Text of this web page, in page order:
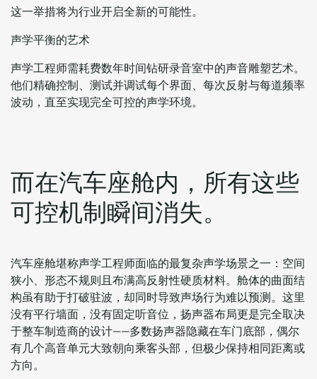
这一举措将为行业开启全新的可能性。
声学平衡的艺术
声学工程师需耗费数年时间钻研录音室中的声音雕塑艺术。
他们精确控制、测试并调试每个界面、每次反射与每道频率
波动，直至实现完全可控的声学环境。
而在汽车座舱内 ， 所有这些
可控机制瞬间消失。
汽车座舱堪称声学工程师面临的最复杂声学场景之一：空间
狭小、形态不规则且布满高反射性硬质材料。舱体的曲面结
构虽有助于打破驻波，却同时导致声场行为难以预测。这里
没有平行墙面，没有固定听音位，扬声器布局更是完全取决
于整车制造商的设计——多数扬声器隐藏在车门底部，偶尔
有几个高音单元大致朝向乘客头部，但极少保持相同距离或
方向。